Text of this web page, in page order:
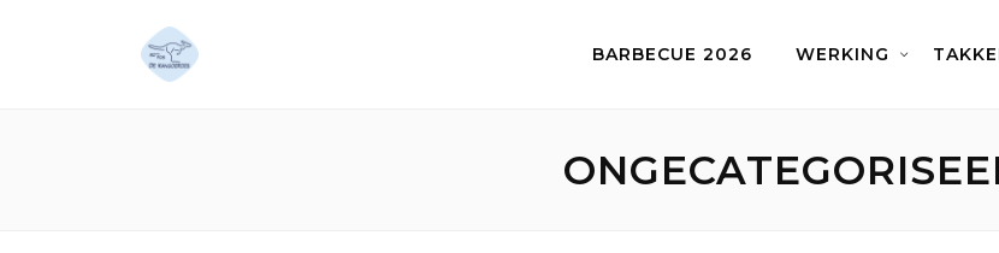
BARBECUE 2026 WERKING